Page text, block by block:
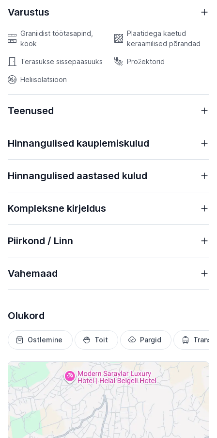
Varustus
Graniidist töötasapind,
köök
Plaatidega kaetud
keraamilised põrandad
Terasukse sissepääsuuks Prožektorid
Heliisolatsioon
Teenused
Hinnangulised kauplemiskulud
Hinnangulised aastased kulud
Kompleksne kirjeldus
Piirkond / Linn
Vahemaad
Olukord
Ostlemine Toit Pargid